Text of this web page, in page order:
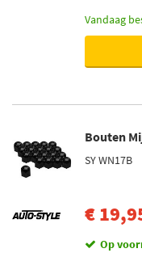
Vandaag
Bouten
SY WN17B
€
Op